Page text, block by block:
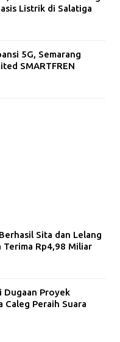
Listrik di Salatiga
5G, Semarang
SMARTFREN
Sita dan Lelang
Rp4,98 Miliar
Dugaan Proyek
Caleg Peraih Suara